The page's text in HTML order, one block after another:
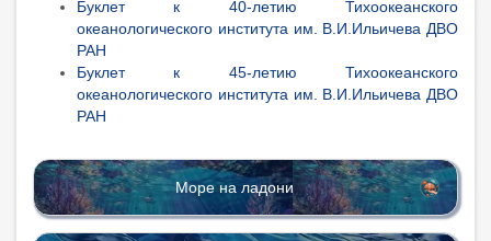
Буклет к 40-летию Тихоокеанского
океанологического института им. В.И.Ильичева ДВО
РАН
Буклет к 45-летию Тихоокеанского
океанологического института им. В.И.Ильичева ДВО
РАН
Море на ладони